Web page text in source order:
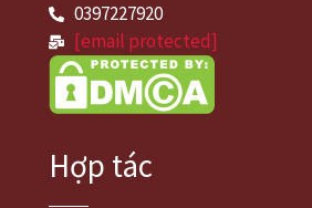
0397227920
[email protected]
Hợp tác